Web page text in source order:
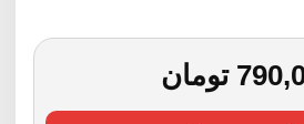
تومان